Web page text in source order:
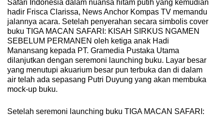
Safari Indonesia dalam nuansa hitam putih yang kemudian
hadir Frisca Clarissa, News Anchor Kompas TV memandu
jalannya acara. Setelah penyerahan secara simbolis cover
buku TIGA MACAN SAFARI: KISAH SIRKUS NGAMEN
SEBELUM PERMANEN oleh ketiga anak Hadi
Manansang kepada PT. Gramedia Pustaka Utama
dilanjutkan dengan seremoni launching buku. Layar besar
yang menutupi akuarium besar pun terbuka dan di dalam
air telah ada sepasang Putri Duyung yang akan membuka
mock-up buku.
Setelah seremoni launching buku TIGA MACAN SAFARI: